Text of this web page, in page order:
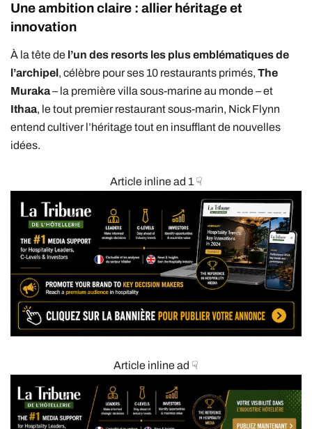
Une ambition claire : allier héritage et
innovation
À la tête de l’un des resorts les plus emblématiques de
l’archipel, célèbre pour ses 10 restaurants primés, The
Muraka– la première villa sous-marine au monde – et
Ithaa, le tout premier restaurant sous-marin, Nick Flynn
entend cultiver l’héritage tout en insufflant de nouvelles
idées.
Article inline ad 1 ☟
Article inline ad ☟